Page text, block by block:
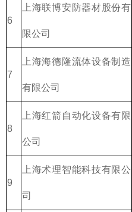
6
上海联博安防器材股份有
限公司
7
上海海德隆流体设备制造
有限公司
8
上海红箭自动化设备有限
公司
9
上海术理智能科技有限公
司